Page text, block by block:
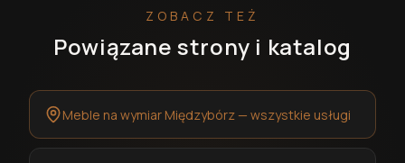
ZOBACZ TEŻ
Powiązane strony i katalog
Meble na wymiar Międzybórz — wszystkie usługi